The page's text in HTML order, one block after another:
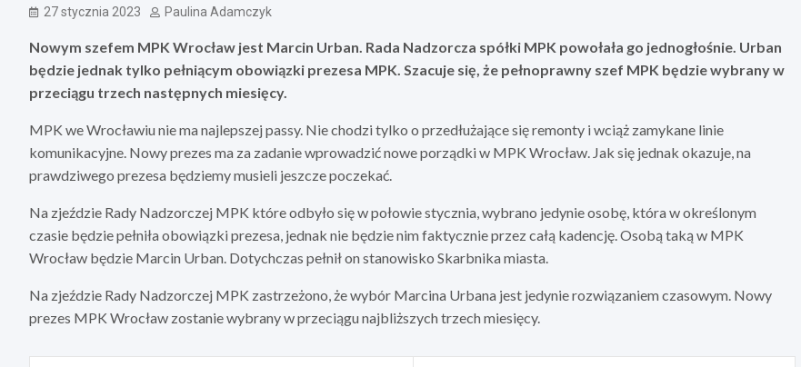
27 stycznia 2023 Paulina Adamczyk
Nowym szefem MPK Wrocław jest Marcin Urban. Rada Nadzorcza spółki MPK powołała go jednogłośnie. Urban
będzie jednak tylko pełniącym obowiązki prezesa MPK. Szacuje się, że pełnoprawny szef MPK będzie wybrany w
przeciągu trzech następnych miesięcy.
MPK we Wrocławiu nie ma najlepszej passy. Nie chodzi tylko o przedłużające się remonty i wciąż zamykane linie
komunikacyjne. Nowy prezes ma za zadanie wprowadzić nowe porządki w MPK Wrocław. Jak się jednak okazuje, na
prawdziwego prezesa będziemy musieli jeszcze poczekać.
Na zjeździe Rady Nadzorczej MPK które odbyło się w połowie stycznia, wybrano jedynie osobę, która w określonym
czasie będzie pełniła obowiązki prezesa, jednak nie będzie nim faktycznie przez całą kadencję. Osobą taką w MPK
Wrocław będzie Marcin Urban. Dotychczas pełnił on stanowisko Skarbnika miasta.
Na zjeździe Rady Nadzorczej MPK zastrzeżono, że wybór Marcina Urbana jest jedynie rozwiązaniem czasowym. Nowy
prezes MPK Wrocław zostanie wybrany w przeciągu najbliższych trzech miesięcy.